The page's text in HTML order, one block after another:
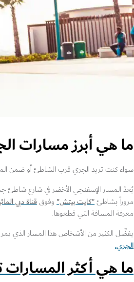
ما هي أبرز مسارات
سواء كنت تريد الجري قرب الشاطئ أو ضمن
يُعدّ المسار الإسفنجي الأخضر في شارع شاطئ جميرا
مروراً بشاطئ"كايت بيتش" وفوققناة دبي
معرفة المسافة التي قطعوها.
يفضِّل الكثير من الأشخاص هذا المسار الذي يمر
الجري.
ما هي أكثر المسارات